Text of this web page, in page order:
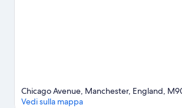
Chicago Avenue, Manchester, England,
Vedi sulla mappa